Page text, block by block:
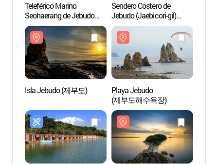
Teleférico Marino
Seohaerang de Jebudo
(서해랑 제부도
해상케이블카)
Sendero Costero de
Jebudo (Jaebicori-gil)
(제부도 해안산책로
(제비꼬리길))
Isla Jebudo (제부도)
Playa Jebudo
(제부도해수욕장)